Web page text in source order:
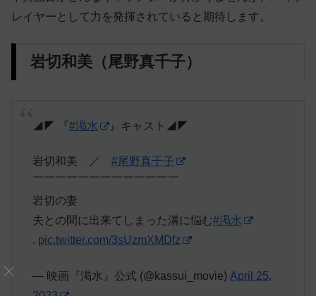
レイヤーとして力を発揮されていると期待します。
岩切和美（尾野真千子）
◢◤ 『#渇水 』キャスト◢◤
岩切和美 ／ #尾野真千子
￣￣￣￣￣￣￣￣￣￣￣￣￣
岩切の妻
夫との間に出来てしまった溝に悩む#渇水
. pic.twitter.com/3sUzmXMDfz
— 映画『渇水』公式 (@kassui_movie) April 25,